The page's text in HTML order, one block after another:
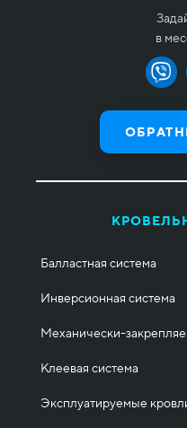
в
Балластная система
Инверсионная система
Механически-
Клеевая система
Эксплуатируемые